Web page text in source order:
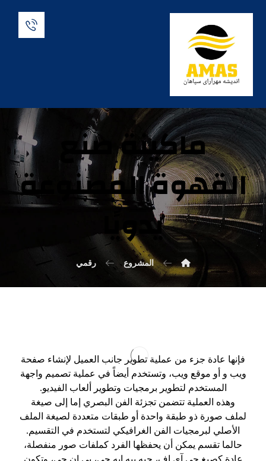
ماكينة صنع
القهوة المصنوعة
يدويًا
المشروع رقمي
فإنها عادة جزء من عملية تطوير جانب العميل لإنشاء صفحة
ويب و أو موقع ويب، وتستخدم أيضاً في عملية تصميم واجهة
المستخدم لتطوير برمجيات وتطوير ألعاب الفيديو.
وهذه العملية تتضمن تجزئة الفن البصري إما إلى صيغة
لملف صورة ذو طبقة واحدة أو طبقات متعددة لصيغة الملف
الأصلي لبرمجيات الفن الغرافيكي لتستخدم في التقسيم.
حالما تقسم يمكن أن يحفظها الفرد كملفات صور منفصلة،
عادة كصيغ جي آي إف، جيه بيه إيه جي، بي إن جي، وتكون